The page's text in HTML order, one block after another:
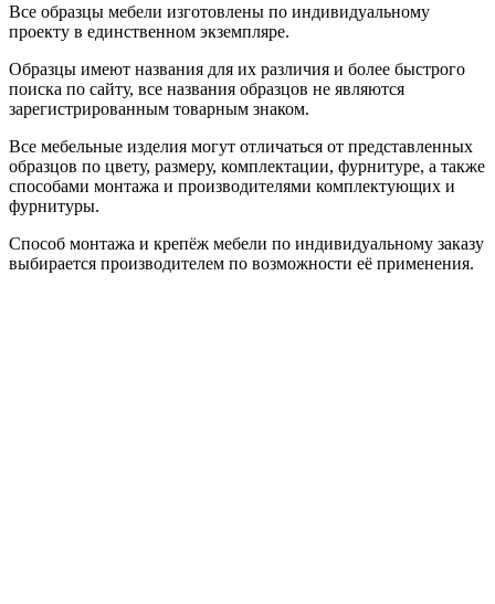
Все образцы мебели изготовлены по индивидуальному
проекту в единственном экземпляре.
Образцы имеют названия для их различия и более быстрого
поиска по сайту, все названия образцов не являются
зарегистрированным товарным знаком.
Все мебельные изделия могут отличаться от представленных
образцов по цвету, размеру, комплектации, фурнитуре, а также
способами монтажа и производителями комплектующих и
фурнитуры.
Способ монтажа и крепёж мебели по индивидуальному заказу
выбирается производителем по возможности её применения.